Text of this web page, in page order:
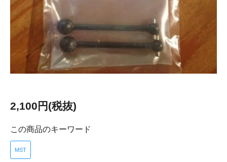
2,100円(税抜)
この商品のキーワード
MST